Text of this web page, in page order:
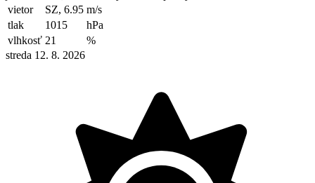
vietor
SZ, 6.95 m/s
tlak
1015
hPa
vlhkosť 21
%
streda 12. 8. 2026